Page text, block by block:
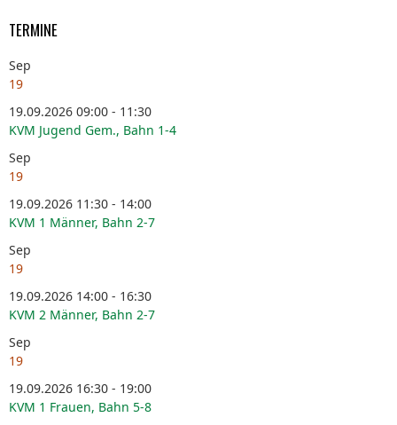
TERMINE
Sep
19
19.09.2026 09:00 - 11:30
KVM Jugend Gem., Bahn 1-4
Sep
19
19.09.2026 11:30 - 14:00
KVM 1 Männer, Bahn 2-7
Sep
19
19.09.2026 14:00 - 16:30
KVM 2 Männer, Bahn 2-7
Sep
19
19.09.2026 16:30 - 19:00
KVM 1 Frauen, Bahn 5-8